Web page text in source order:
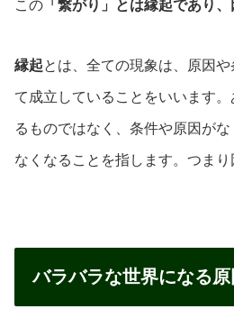
この 「繋がり」とは縁起であり
縁起とは、全ての現象は、原因
て成立していることをいいます
るものではなく、条件や原因が
なくなることを指します。つまり
バラバラな世界になる原